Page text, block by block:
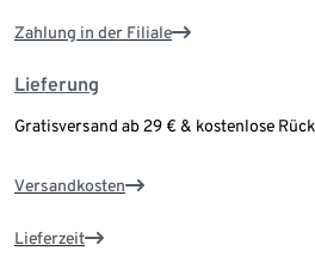
Zahlung in der Filiale
Lieferung
Gratisversand ab 29 € & kostenlose
Versandkosten
Lieferzeit